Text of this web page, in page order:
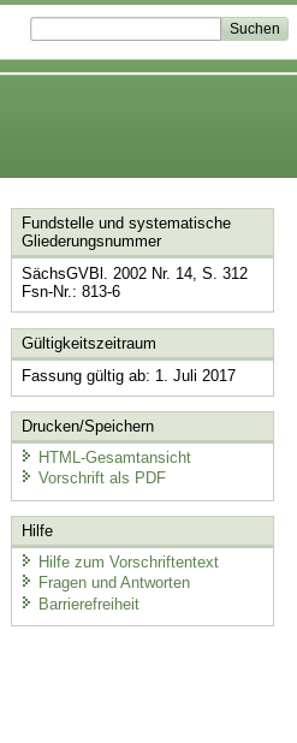
Fundstelle und systematische
Gliederungsnummer
SächsGVBl. 2002 Nr. 14, S. 312
Fsn-Nr.: 813-6
Gültigkeitszeitraum
Fassung gültig ab: 1. Juli 2017
Drucken/Speichern
HTML-Gesamtansicht
Vorschrift als PDF
Hilfe
Hilfe zum Vorschriftentext
Fragen und Antworten
Barrierefreiheit